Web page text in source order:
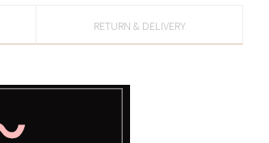
RETURN & DELIVERY